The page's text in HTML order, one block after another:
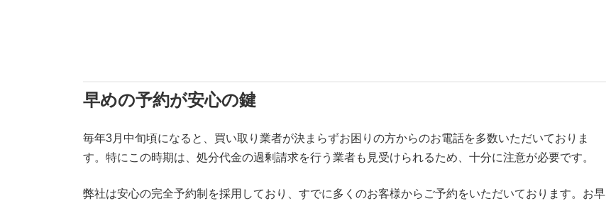
早めの予約が安心の鍵
毎年3月中旬頃になると、買い取り業者が決まらずお困りの方からのお電話を多数いただいておりま
す。特にこの時期は、処分代金の過剰請求を行う業者も見受けられるため、十分に注意が必要です。
弊社は安心の完全予約制を採用しており、すでに多くのお客様からご予約をいただいております。お早